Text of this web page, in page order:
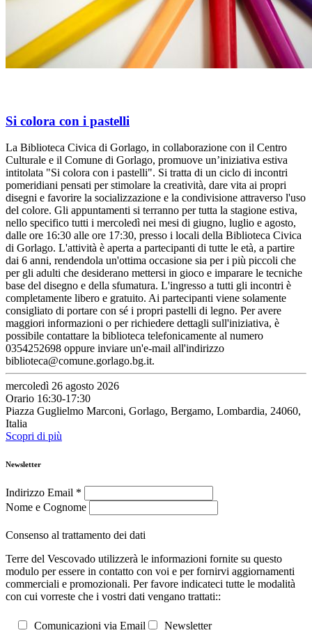
Si colora con i pastelli
La Biblioteca Civica di Gorlago, in collaborazione con il Centro
Culturale e il Comune di Gorlago, promuove un’iniziativa estiva
intitolata "Si colora con i pastelli". Si tratta di un ciclo di incontri
pomeridiani pensati per stimolare la creatività, dare vita ai propri
disegni e favorire la socializzazione e la condivisione attraverso l'uso
del colore. Gli appuntamenti si terranno per tutta la stagione estiva,
nello specifico tutti i mercoledì nei mesi di giugno, luglio e agosto,
dalle ore 16:30 alle ore 17:30, presso i locali della Biblioteca Civica
di Gorlago. L'attività è aperta a partecipanti di tutte le età, a partire
dai 6 anni, rendendola un'ottima occasione sia per i più piccoli che
per gli adulti che desiderano mettersi in gioco e imparare le tecniche
base del disegno e della sfumatura. L'ingresso a tutti gli incontri è
completamente libero e gratuito. Ai partecipanti viene solamente
consigliato di portare con sé i propri pastelli di legno. Per avere
maggiori informazioni o per richiedere dettagli sull'iniziativa, è
possibile contattare la biblioteca telefonicamente al numero
0354252698 oppure inviare un'e-mail all'indirizzo
biblioteca@comune.gorlago.bg.it.
mercoledì 26 agosto 2026
Orario 16:30-17:30
Piazza Guglielmo Marconi, Gorlago, Bergamo, Lombardia, 24060,
Italia
Scopri di più
Newsletter
Indirizzo Email *
Nome e Cognome
Consenso al trattamento dei dati
Terre del Vescovado utilizzerà le informazioni fornite su questo
modulo per essere in contatto con voi e per fornirvi aggiornamenti
commerciali e promozionali. Per favore indicateci tutte le modalità
con cui vorreste che i vostri dati vengano trattati::
Comunicazioni via Email
Newsletter